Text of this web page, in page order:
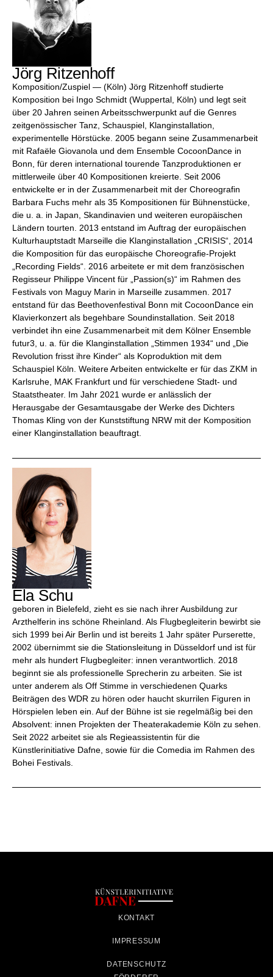
Jörg Ritzenhoff
Komposition/Zuspiel — (Köln) Jörg Ritzenhoff studierte
Komposition bei Ingo Schmidt (Wuppertal, Köln) und legt seit
über 20 Jahren seinen Arbeitsschwerpunkt auf die Genres
zeitgenössischer Tanz, Schauspiel, Klanginstallation,
experimentelle Hörstücke. 2005 begann seine Zusammenarbeit
mit Rafaële Giovanola und dem Ensemble CocoonDance in
Bonn, für deren international tourende Tanzproduktionen er
mittlerweile über 40 Kompositionen kreierte. Seit 2006
entwickelte er in der Zusammenarbeit mit der Choreografin
Barbara Fuchs mehr als 35 Kompositionen für Bühnenstücke,
die u. a. in Japan, Skandinavien und weiteren europäischen
Ländern tourten. 2013 entstand im Auftrag der europäischen
Kulturhauptstadt Marseille die Klanginstallation „CRISIS“, 2014
die Komposition für das europäische Choreografie-Projekt
„Recording Fields“. 2016 arbeitete er mit dem französischen
Regisseur Philippe Vincent für „Passion(s)“ im Rahmen des
Festivals von Maguy Marin in Marseille zusammen. 2017
entstand für das Beethovenfestival Bonn mit CocoonDance ein
Klavierkonzert als begehbare Soundinstallation. Seit 2018
verbindet ihn eine Zusammenarbeit mit dem Kölner Ensemble
futur3, u. a. für die Klanginstallation „Stimmen 1934“ und „Die
Revolution frisst ihre Kinder“ als Koproduktion mit dem
Schauspiel Köln. Weitere Arbeiten entwickelte er für das ZKM in
Karlsruhe, MAK Frankfurt und für verschiedene Stadt- und
Staatstheater. Im Jahr 2021 wurde er anlässlich der
Herausgabe der Gesamtausgabe der Werke des Dichters
Thomas Kling von der Kunststiftung NRW mit der Komposition
einer Klanginstallation beauftragt.
Ela Schu
geboren in Bielefeld, zieht es sie nach ihrer Ausbildung zur
Arzthelferin ins schöne Rheinland. Als Flugbegleiterin bewirbt sie
sich 1999 bei Air Berlin und ist bereits 1 Jahr später Purserette,
2002 übernimmt sie die Stationsleitung in Düsseldorf und ist für
mehr als hundert Flugbegleiter: innen verantwortlich. 2018
beginnt sie als professionelle Sprecherin zu arbeiten. Sie ist
unter anderem als Off Stimme in verschiedenen Quarks
Beiträgen des WDR zu hören oder haucht skurrilen Figuren in
Hörspielen leben ein. Auf der Bühne ist sie regelmäßig bei den
Absolvent: innen Projekten der Theaterakademie Köln zu sehen.
Seit 2022 arbeitet sie als Regieassistentin für die
Künstlerinitiative Dafne, sowie für die Comedia im Rahmen des
Bohei Festivals.
KONTAKT
IMPRESSUM
DATENSCHUTZ